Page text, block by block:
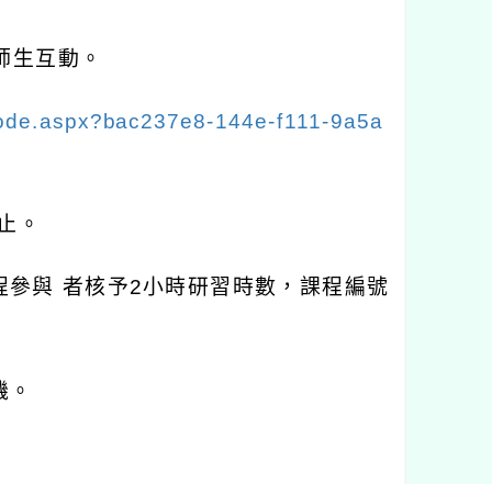
生互動。
144e-f111-9a5a
。
參與 者核予2小時研習時數，課程編號